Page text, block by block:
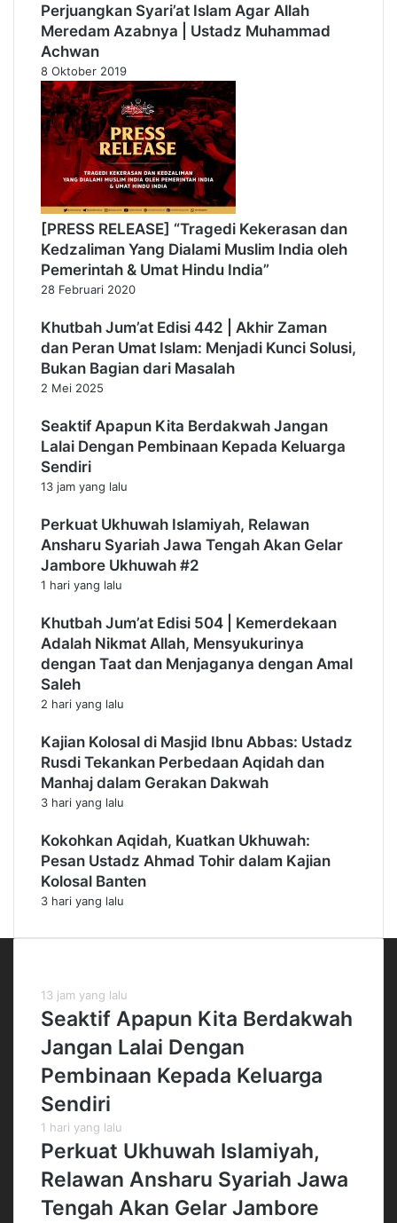
Perjuangkan Syari’at Islam Agar Allah
Meredam Azabnya | Ustadz Muhammad
Achwan
8 Oktober 2019
[PRESS RELEASE] “Tragedi Kekerasan dan
Kedzaliman Yang Dialami Muslim India oleh
Pemerintah & Umat Hindu India”
28 Februari 2020
Khutbah Jum’at Edisi 442 | Akhir Zaman
dan Peran Umat Islam: Menjadi Kunci Solusi,
Bukan Bagian dari Masalah
2 Mei 2025
Seaktif Apapun Kita Berdakwah Jangan
Lalai Dengan Pembinaan Kepada Keluarga
Sendiri
13 jam yang lalu
Perkuat Ukhuwah Islamiyah, Relawan
Ansharu Syariah Jawa Tengah Akan Gelar
Jambore Ukhuwah #2
1 hari yang lalu
Khutbah Jum’at Edisi 504 | Kemerdekaan
Adalah Nikmat Allah, Mensyukurinya
dengan Taat dan Menjaganya dengan Amal
Saleh
2 hari yang lalu
Kajian Kolosal di Masjid Ibnu Abbas: Ustadz
Rusdi Tekankan Perbedaan Aqidah dan
Manhaj dalam Gerakan Dakwah
3 hari yang lalu
Kokohkan Aqidah, Kuatkan Ukhuwah:
Pesan Ustadz Ahmad Tohir dalam Kajian
Kolosal Banten
3 hari yang lalu
13 jam yang lalu
Seaktif Apapun Kita Berdakwah
Jangan Lalai Dengan
Pembinaan Kepada Keluarga
Sendiri
1 hari yang lalu
Perkuat Ukhuwah Islamiyah,
Relawan Ansharu Syariah Jawa
Tengah Akan Gelar Jambore